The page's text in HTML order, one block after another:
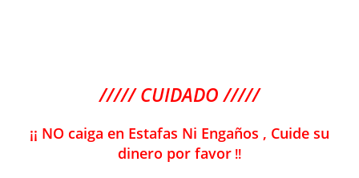
///// CUIDADO /////
¡¡ NO caiga en Estafas Ni Engaños , Cuide su
dinero por favor !!